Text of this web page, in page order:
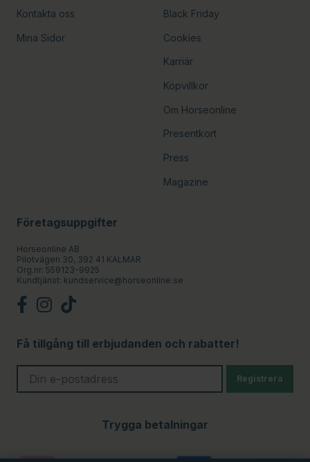
Kontakta oss
Mina Sidor
Black Friday
Cookies
Karriär
Köpvillkor
Om Horseonline
Presentkort
Press
Magazine
Företagsuppgifter
Horseonline AB
Pilotvägen 30, 392 41 KALMAR
Org.nr: 559123-9925
Kundtjänst: kundservice@horseonline.se
Få tillgång till erbjudanden och rabatter!
Registrera
Trygga betalningar